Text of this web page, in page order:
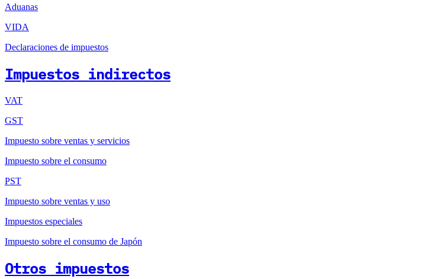
Aduanas
VIDA
Declaraciones de impuestos
Impuestos indirectos
VAT
GST
Impuesto sobre ventas y servicios
Impuesto sobre el consumo
PST
Impuesto sobre ventas y uso
Impuestos especiales
Impuesto sobre el consumo de Japón
Otros impuestos